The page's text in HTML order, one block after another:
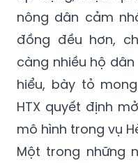
nông dân cảm
đồng đều hơn,
càng nhiều hộ
hiểu, bày tỏ
HTX quyết định
mô hình trong vụ
Một trong những